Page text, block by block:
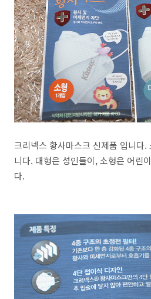
크리넥스 황사마스크 신제품 입니다.
니다. 대형은 성인들이, 소형은 어린
다.